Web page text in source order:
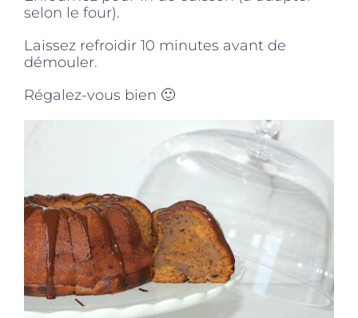
selon le four).
Laissez refroidir 10 minutes avant de
démouler.
Régalez-vous bien 🙂